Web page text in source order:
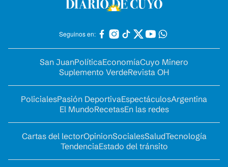
Seguinos en:
San JuanPolíticaEconomíaCuyo Minero
Suplemento VerdeRevista OH
PolicialesPasión DeportivaEspectáculosArgentina
El MundoRecetasEn las redes
Cartas del lectorOpinionSocialesSaludTecnología
TendenciaEstado del tránsito